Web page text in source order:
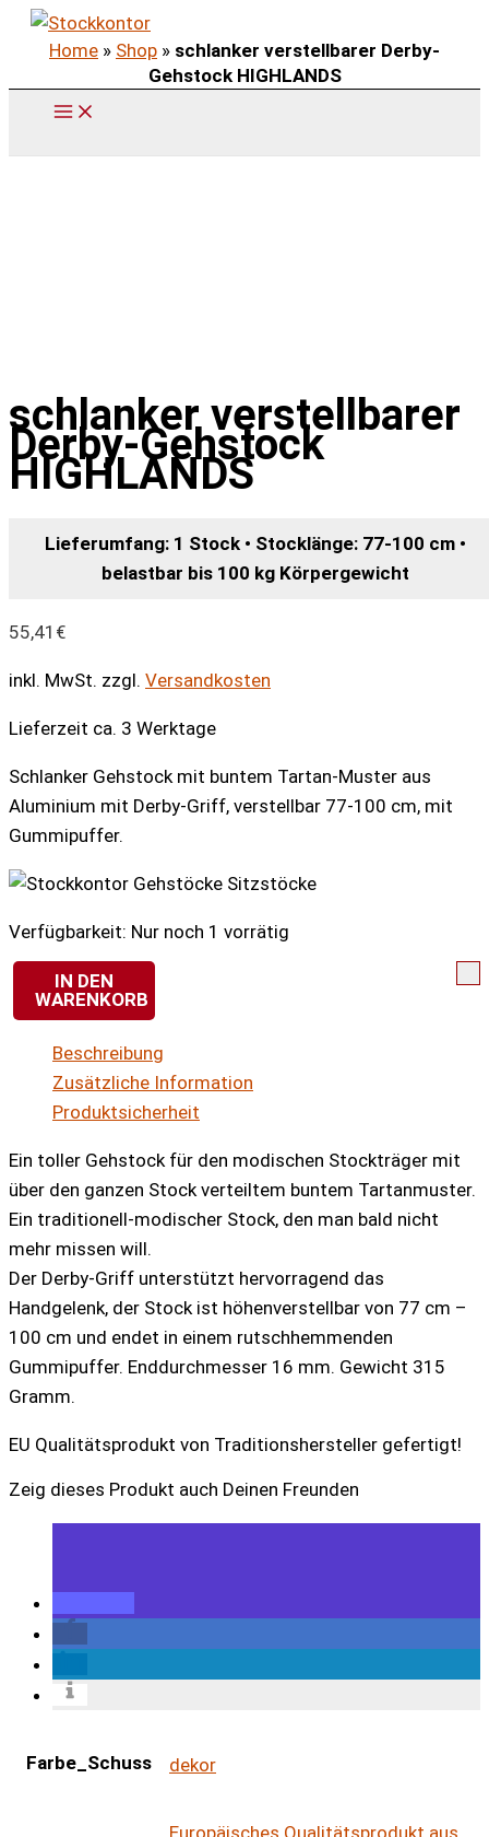
Zum
InhaltHome » Shop » schlanker verstellbarer Derby-
Gehstock HIGHLANDS
schlanker verstellbarer
Derby-Gehstock
HIGHLANDS
Lieferumfang: 1 Stock • Stocklänge: 77-100 cm •
belastbar bis 100 kg Körpergewicht
55,41 €
inkl. MwSt. zzgl. Versandkosten
Lieferzeit ca. 3 Werktage
Schlanker Gehstock mit buntem Tartan-Muster aus
Aluminium mit Derby-Griff, verstellbar 77-100 cm, mit
Gummipuffer.
Verfügbarkeit: Nur noch 1 vorrätig
schlanker
Derby-
Gehstock
HIGHLANDS
Menge
IN DEN
WARENKORB
Beschreibung
Zusätzliche Information
Produktsicherheit
Ein toller Gehstock für den modischen Stockträger mit
über den ganzen Stock verteiltem buntem Tartanmuster.
Ein traditionell-modischer Stock, den man bald nicht
mehr missen will.
Der Derby-Griff unterstützt hervorragend das
Handgelenk, der Stock ist höhenverstellbar von 77 cm –
100 cm und endet in einem rutschhemmenden
Gummipuffer. Enddurchmesser 16 mm. Gewicht 315
Gramm.
EU Qualitätsprodukt von Traditionshersteller gefertigt!
Zeig dieses Produkt auch Deinen Freunden
Farbe_Schuss dekor
Europäisches Qualitätsprodukt aus